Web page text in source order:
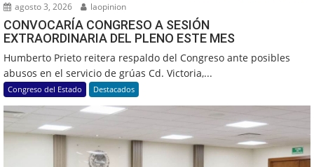
agosto 3, 2026 laopinion
CONVOCARÍA CONGRESO A SESIÓN
EXTRAORDINARIA DEL PLENO ESTE MES
Humberto Prieto reitera respaldo del Congreso ante posibles
abusos en el servicio de grúas Cd. Victoria,...
Congreso del Estado Destacados